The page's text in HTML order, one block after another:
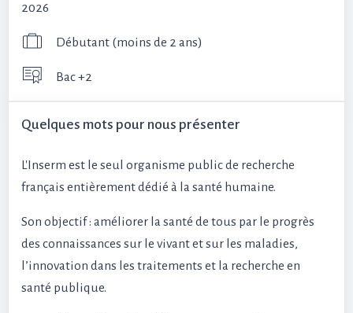
2026
Débutant (moins de 2 ans)
Bac +2
Quelques mots pour nous présenter
L'Inserm est le seul organisme public de recherche
français entièrement dédié à la santé humaine.
Son objectif : améliorer la santé de tous par le progrès
des connaissances sur le vivant et sur les maladies,
l’innovation dans les traitements et la recherche en
santé publique.